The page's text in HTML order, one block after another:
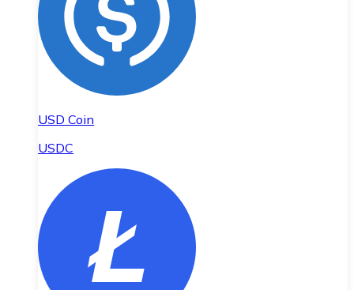
USD Coin
USDC